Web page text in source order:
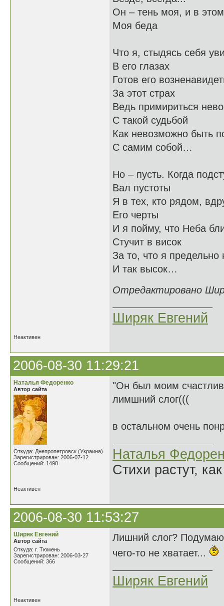
Он – тень моя, и в
Моя беда
Что я, стыдясь себя
В его глазах
Готов его
За этот страх
Ведь примириться
С такой судьбой
Как невозможно быть
С самим собой…
Но – пусть. Когда
Вал пустоты
Я в тех, кто рядом,
Его черты
И я пойму, что Неба
Стучит в висок
За то, что я предельно
И так высок…
Отредактировано
Ширяк Евгений
Неактивен
2006-08-30 11:29:21
Наталья Федоренко
Автор сайта
Откуда: Днепропетровск (Украина)
Зарегистрирован: 2006-07-12
Сообщений: 1498
"Он был моим
лимшний слог(((
в остальном очень
Наталья
Стихи растут,
Неактивен
2006-08-30 11:53:27
Ширяк Евгений
Автор сайта
Откуда: г. Тюмень
Зарегистрирован: 2006-03-27
Сообщений: 366
Лишний слог?
чего-то не хватает...
Ширяк Евгений
Неактивен